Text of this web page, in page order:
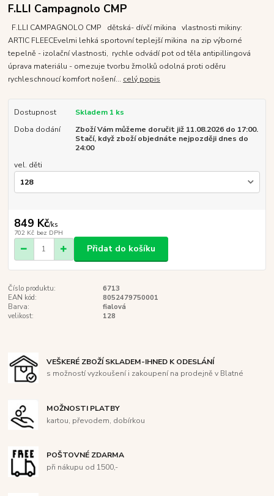
F.LLI Campagnolo CMP
F.LLI CAMPAGNOLO CMP dětská- dívčí mikina vlastnosti mikiny:
ARTIC FLEECEvelmi lehká sportovní teplejší mikina na zip výborné
tepelně - izolační vlastnosti, rychle odvádí pot od těla antipillingová
úprava materiálu - omezuje tvorbu žmolků odolná proti oděru
rychleschnoucí komfort nošení... celý popis
Dostupnost
Skladem 1 ks
Doba dodání
Zboží Vám můžeme doručit již 11.08.2026 do 17:00.
Stačí, když zboží objednáte nejpozději dnes do
24:00
vel. děti
849 Kč/ks
702 Kč bez DPH
Přidat do košíku
Číslo produktu:
6713
EAN kód:
8052479750001
Barva:
fialová
velikost:
128
VEŠKERÉ ZBOŽÍ SKLADEM-IHNED K ODESLÁNÍ
s možností vyzkoušení i zakoupení na prodejně v Blatné
MOŽNOSTI PLATBY
kartou, převodem, dobírkou
POŠTOVNÉ ZDARMA
při nákupu od 1500,-